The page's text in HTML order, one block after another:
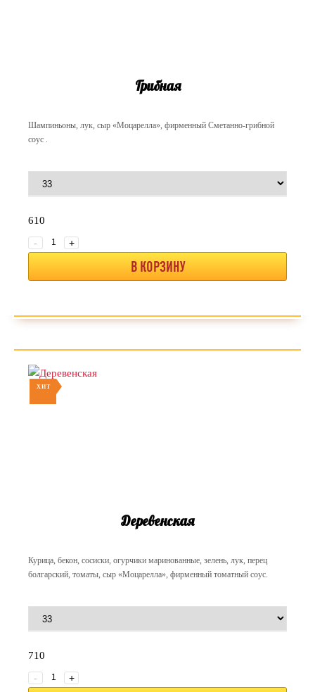
Грибная
Шампиньоны, лук, сыр «Моцарелла», фирменный Сметанно-грибной
соус .
610
-
+
В КОРЗИНУ
ХИТ
Деревенская
Курица, бекон, сосиски, огурчики маринованные, зелень, лук, перец
болгарский, томаты, сыр «Моцарелла», фирменный томатный соус.
710
-
+